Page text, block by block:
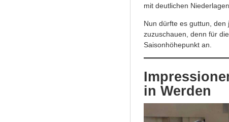
mit deutlichen
Nun dürfte es guttun,
zuzuschauen, denn für
Saisonhöhepunkt an.
in Werden